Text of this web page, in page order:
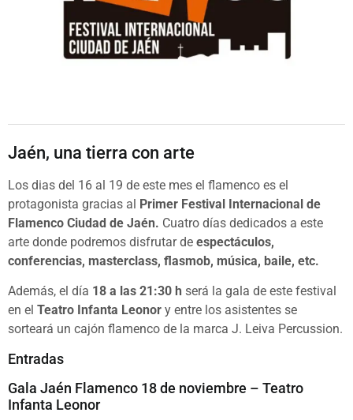
Jaén, una tierra con arte
Los dias del 16 al 19 de este mes el flamenco es el
protagonista gracias al Primer Festival Internacional de
Flamenco Ciudad de Jaén. Cuatro días dedicados a este
arte donde podremos disfrutar de espectáculos,
conferencias, masterclass, flasmob, música, baile, etc.
Además, el día 18 a las 21:30 h será la gala de este festival
en el Teatro Infanta Leonor y entre los asistentes se
sorteará un cajón flamenco de la marca J. Leiva Percussion.
Entradas
Gala Jaén Flamenco 18 de noviembre – Teatro
Infanta Leonor